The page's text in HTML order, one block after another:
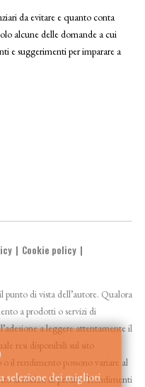
da evitare e quanto conta
alcune delle domande a cui
e suggerimenti per imparare a
Cookie policy
punto di vista dell’autore. Qualora
a prodotti o servizi di
a leggere attentamente il
resi disponibili sul sito
il rendimento possono variare al
al rischio di perdita. Rendimenti
selezione dei migliori